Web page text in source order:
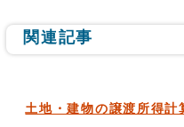
関連記事
土地・建物の譲渡所得